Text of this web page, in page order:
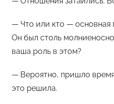
— Что или кто — основная
Он был столь
ваша роль в этом?
— Вероятно, пришло время
это решила.